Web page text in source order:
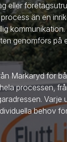
eller
än en
genomförs på
Markarydför
processen,
Varje
behov